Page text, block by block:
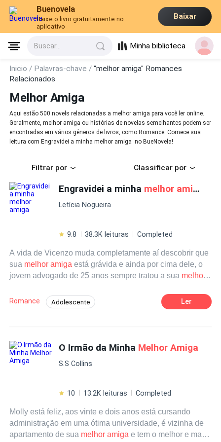
Buenovela
Baixe o livro gratuitamente no
aplicativo
Baixar
Buscar... Minha biblioteca
Inicio / Palavras-chave /"melhor amiga" Romances
Relacionados
Melhor Amiga
Aqui estão 500 novels relacionadas a melhor amiga para você ler online.
Geralmente, melhor amiga ou histórias de novelas semelhantes podem ser
encontradas em vários gêneros de livros, como Romance. Comece sua
leitura com Engravidei a minha melhor amiga no BueNovela!
Filtrar por Classificar por
Engravidei a minha melhor amiga
Letícia Nogueira
9.8 38.3K leituras Completed
A vida de Vicenzo muda completamente aí descobrir que
sua melhor amiga está grávida e ainda por cima dele, o
jovem advogado de 25 anos sempre tratou a sua melhor
anos e sempre foram muito próximos, mas uma noite
pode muda completamente a vida de ambos, uma noite a
guerra acontecendo tudo que eles não queriam era ter
um filho. Mas o que fazer quando ele vem, como explicar
para sua namorada que sua
voltas. Afinal sua amizade é forte o suficiente para
pelo caminho certo?
Romance Adolescente
Primeiro Amor Gravidez Aventura
Ler
O Irmão da Minha Melhor Amiga
S.S Collins
10 13.2K leituras Completed
Molly está feliz, aos vinte e dois anos está cursando
administração em uma ótima universidade, é vizinha de
apartamento de sua melhor amiga e tem o melhor e mais